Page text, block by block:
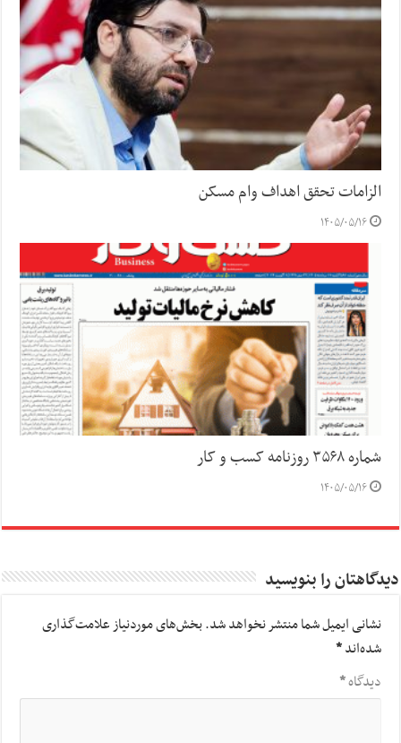
الزامات تحقق اهداف وام مسکن
۱۴۰۵/۰۵/۱۶
شماره ۳۵۶۸ روزنامه کسب و کار
۱۴۰۵/۰۵/۱۶
دیدگاهتان را بنویسید
نشانی ایمیل شما منتشر نخواهد شد.بخش‌های موردنیاز علامت‌گذاری
شده‌اند*
دیدگاه*